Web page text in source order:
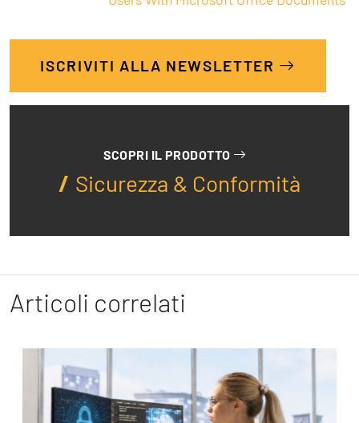
ISCRIVITI ALLA NEWSLETTER
SCOPRI IL PRODOTTO
Sicurezza & Conformità
Articoli correlati